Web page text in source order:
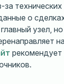
за
о
узел,
на
рекомендует